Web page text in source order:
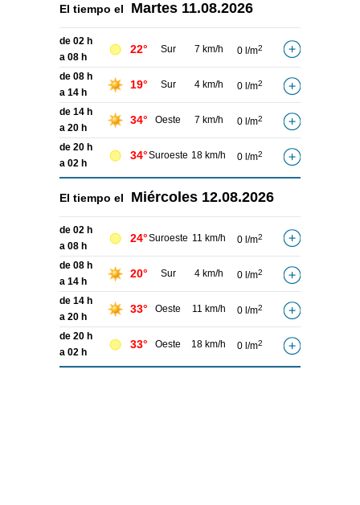
El tiempo el Martes 11.08.2026
de 02 h
a 08 h
22° Sur 7 km/h 0 l/m2
de 08 h
a 14 h
19° Sur 4 km/h 0 l/m2
de 14 h
a 20 h
34° Oeste 7 km/h 0 l/m2
de 20 h
a 02 h
34°Suroeste 18 km/h 0 l/m2
El tiempo el Miércoles 12.08.2026
de 02 h
a 08 h
24°Suroeste 11 km/h 0 l/m2
de 08 h
a 14 h
20° Sur 4 km/h 0 l/m2
de 14 h
a 20 h
33° Oeste 11 km/h 0 l/m2
de 20 h
a 02 h
33° Oeste 18 km/h 0 l/m2